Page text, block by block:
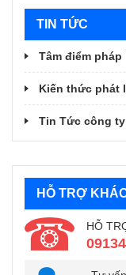
TIN TỨC
Tâm điểm pháp
Kiến thức phát
Tin Tức công ty
HỖ TRỢ
HỖ